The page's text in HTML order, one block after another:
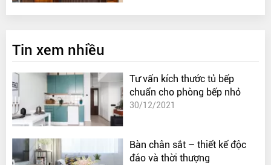
Tin xem nhiều
Tư vấn kích thước tủ bếp
chuẩn cho phòng bếp nhỏ
30/12/2021
Bàn chân sắt – thiết kế độc
đáo và thời thượng